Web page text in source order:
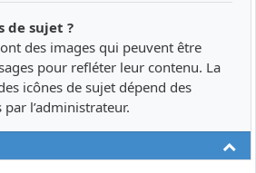
de sujet ?
des images qui peuvent être
pour refléter leur contenu. La
icônes de sujet dépend des
l’administrateur.